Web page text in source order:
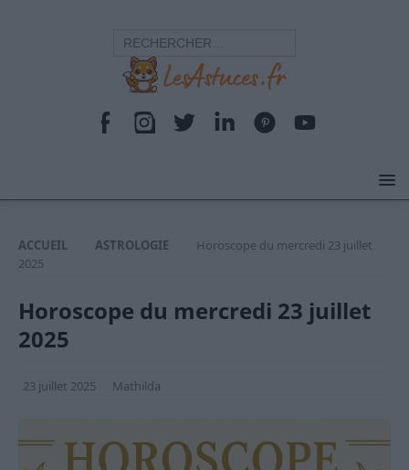
ACCUEIL ASTROLOGIE
Horoscope du mercredi 23 juillet
2025
Horoscope du mercredi 23 juillet
2025
23 juillet 2025 Mathilda